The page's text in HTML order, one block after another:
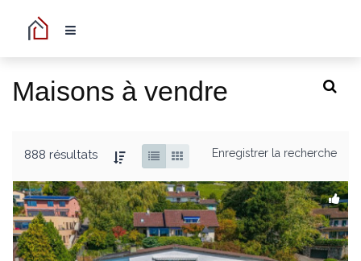
Maisons à vendre
888 résultats Enregistrer la recherche